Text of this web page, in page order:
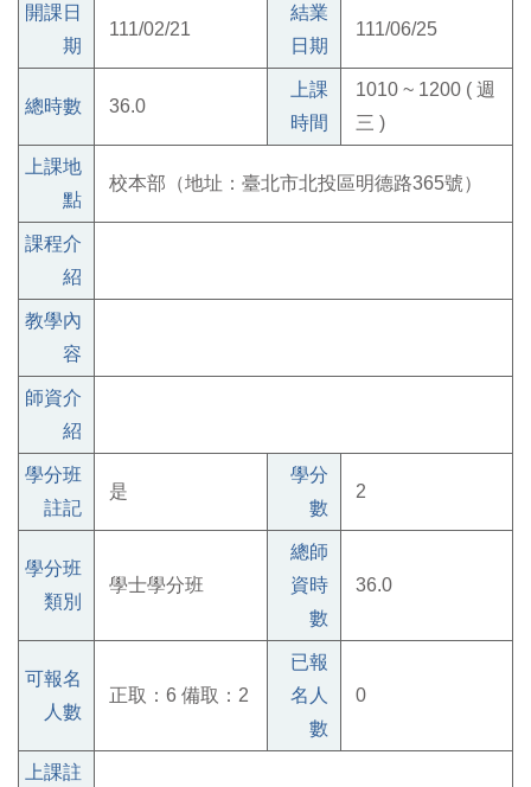
開課日
期
111/02/21
結業
日期
111/06/25
總時數 36.0
上課
時間
1010 ~ 1200 ( 週
三 )
上課地
點
校本部（地址：臺北市北投區明德路365號）
課程介
紹
教學內
容
師資介
紹
學分班
註記
是
學分
數
2
學分班
類別
學士學分班
總師
資時
數
36.0
可報名
人數
正取：6 備取：2
已報
名人
數
0
上課註